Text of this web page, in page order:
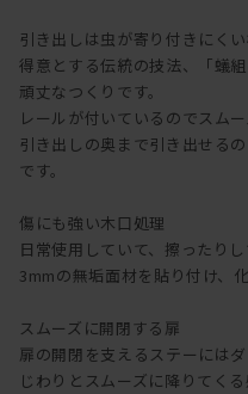
引き出しは虫が寄り付きにく
得意とする伝統の技法、「蟻
頑丈なつくりです。
レールが付いているのでスムー
引き出しの奥まで引き出せる
です。
傷にも強い木口処理
日常使用していて、擦ったり
3mmの無垢面材を貼り付け、
スムーズに開閉する扉
扉の開閉を支えるステーにはダ
じわりとスムーズに降りてく